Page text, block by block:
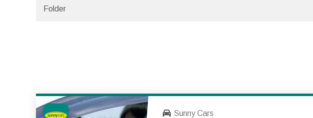
Folder
Sunny Cars